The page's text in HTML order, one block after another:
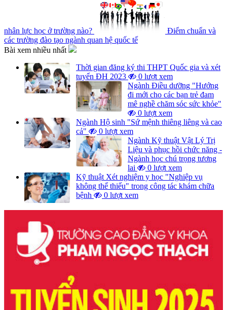
nhân lực học ở trường nào?
Điểm chuẩn và
các trường đào tạo ngành quan hệ quốc tế
Bài xem nhiều nhất
Thời gian đăng ký thi THPT Quốc gia và xét
tuyển ĐH 2023
0 lượt xem
Ngành Điều dưỡng "Hướng
đi mới cho các bạn trẻ đam
mê nghề chăm sóc sức khỏe"
0 lượt xem
Ngành Hộ sinh "Sứ mệnh thiêng liêng và cao
cả"
0 lượt xem
Ngành Kỹ thuật Vật Lý Trị
Liệu và phục hồi chức năng -
Ngành học chú trọng tương
lai
0 lượt xem
Kỹ thuật Xét nghiệm y học "Nghiệp vụ
không thể thiếu" trong công tác khám chữa
bệnh
0 lượt xem